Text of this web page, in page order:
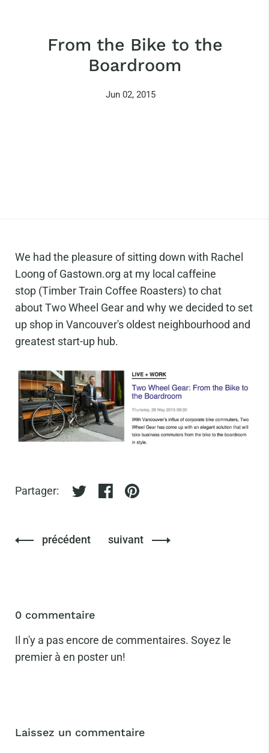
From the Bike to the
Boardroom
Jun 02, 2015
We had the pleasure of sitting down with Rachel
Loong of Gastown.org at my local caffeine
stop (Timber Train Coffee Roasters) to chat
about Two Wheel Gear and why we decided to set
up shop in Vancouver's oldest neighbourhood and
greatest start-up hub.
Partager: Partager sur twitter
Partager sur facebook
Partager sur pinterest
précédent suivant
0 commentaire
Il n'y a pas encore de commentaires. Soyez le
premier à en poster un!
Laissez un commentaire